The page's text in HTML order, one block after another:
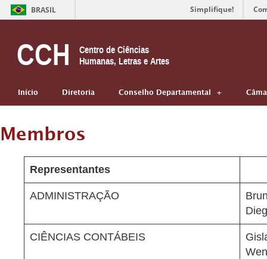
BRASIL Simplifique!
CCH
Centro de Ciências
Humanas, Letras e Artes
Início Diretoria Conselho Departamental
Membros
Representantes
ADMINISTRAÇÃO
CIÊNCIAS CONTÁBEIS